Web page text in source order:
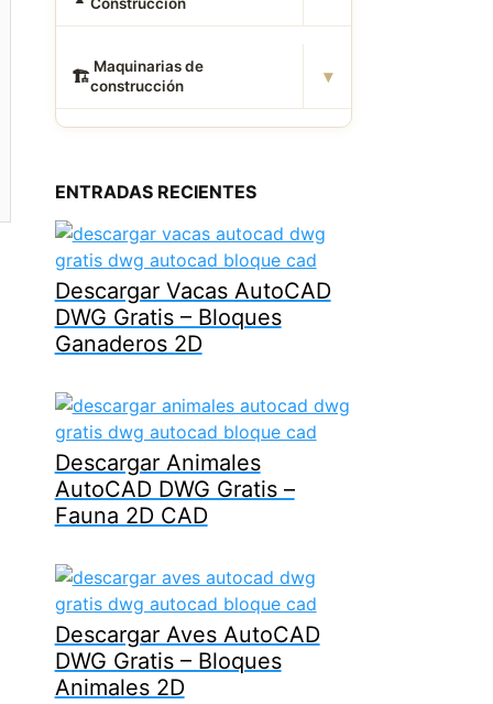
🏗 ️ Maquinarias de
construcción
▾
ENTRADAS RECIENTES
Descargar Vacas AutoCAD
DWG Gratis – Bloques
Ganaderos 2D
Descargar Animales
AutoCAD DWG Gratis –
Fauna 2D CAD
Descargar Aves AutoCAD
DWG Gratis – Bloques
Animales 2D